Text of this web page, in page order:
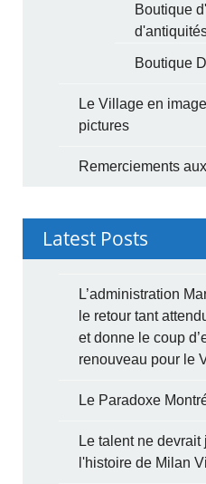
Boutique
Boutique
Le Village en
pictures
Remerciements
Latest Posts
L’administration
le retour tant
et donne le coup
renouveau pour le
Le Paradoxe
Le talent ne
l'histoire de Milan